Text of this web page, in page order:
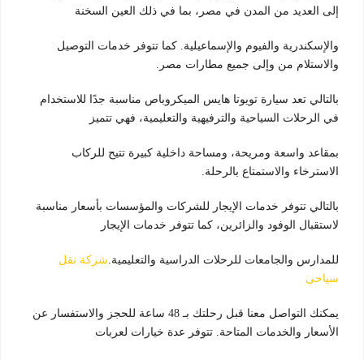
إلى العديد من المدن في مصر، بما في ذلك العين السخنة
والإسكندرية والفيوم والإسماعيلية. كما تتوفر خدمات التوصيل
والاستلام من وإلى جميع مطارات مصر.
بالتالي تعد سيارة تويوتا هايس الميكروباص مناسبة جدًا للاستخدام
في الرحلات السياحية والترفيهية والتعليمية، فهي تتميز
بمقاعد واسعة ومريحة، ومساحة داخلية كبيرة تتيح للركاب
الاسترخاء والاستمتاع بالرحلة.
بالتالي تتوفر خدمات الإيجار للشركات والمؤسسات بأسعار مناسبة
لاستقبال الوفود والزائرين، كما تتوفر خدمات الإيجار
للمدارس والجامعات للرحلات الدراسية والتعليمية.شركة نقل
سياحى
يمكنك التواصل معنا قبل رحلتك بـ 48 ساعة للحجز والاستفسار عن
الأسعار والخدمات المتاحة. تتوفر عدة خيارات لعربات